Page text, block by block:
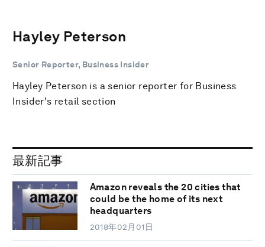
Hayley Peterson
Senior Reporter, Business Insider
Hayley Peterson is a senior reporter for Business
Insider's retail section
最新記事
Amazon reveals the 20 cities that
could be the home of its next
headquarters
2018年02月01日